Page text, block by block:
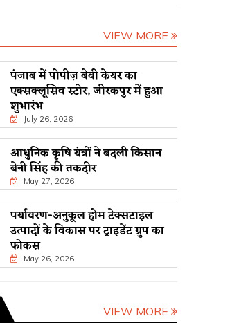
VIEW MORE
पंजाब में पोपीज़ बेबी केयर का
एक्सक्लूसिव स्टोर, जीरकपुर में हुआ
शुभारंभ
July 26, 2026
आधुनिक कृषि यंत्रों ने बदली किसान
बेनी सिंह की तकदीर
May 27, 2026
पर्यावरण-अनुकूल होम टेक्सटाइल
उत्पादों के विकास पर ट्राइडेंट ग्रुप का
फोकस
May 26, 2026
VIEW MORE